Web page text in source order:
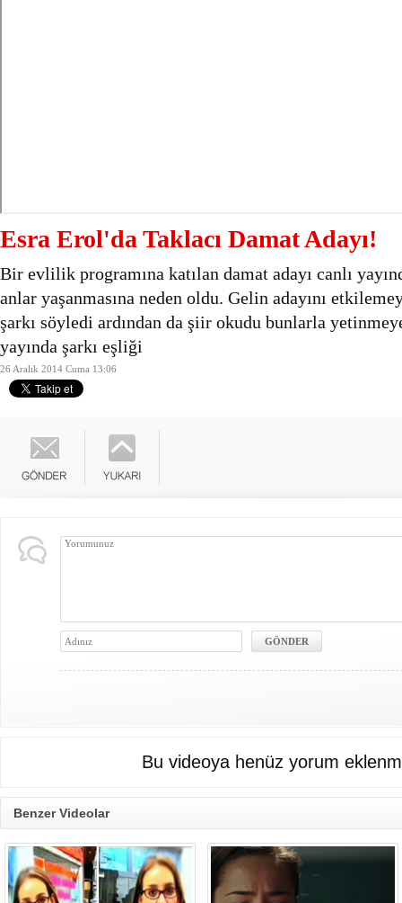
Esra Erol'da Taklacı Damat Adayı!
Bir evlilik programına katılan damat adayı canlı
anlar yaşanmasına neden oldu. Gelin adayını
şarkı söyledi ardından da şiir okudu bunlarla
yayında şarkı eşliği
26 Aralık 2014 Cuma 13:06
Bu videoya henüz yorum
Benzer Videolar